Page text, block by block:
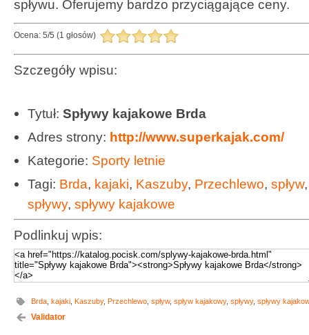
spływu. Oferujemy bardzo przyciągające ceny.
Ocena: 5/5 (1 głosów)
Szczegóły wpisu:
Tytuł: Spływy kajakowe Brda
Adres strony: http://www.superkajak.com/
Kategorie: Sporty letnie
Tagi: Brda, kajaki, Kaszuby, Przechlewo, spływ
spływy, spływy kajakowe
Podlinkuj wpis:
Brda kajaki Kaszuby, Przechlewo spływ, spływ kajakowy, spływy, spływy
Validator